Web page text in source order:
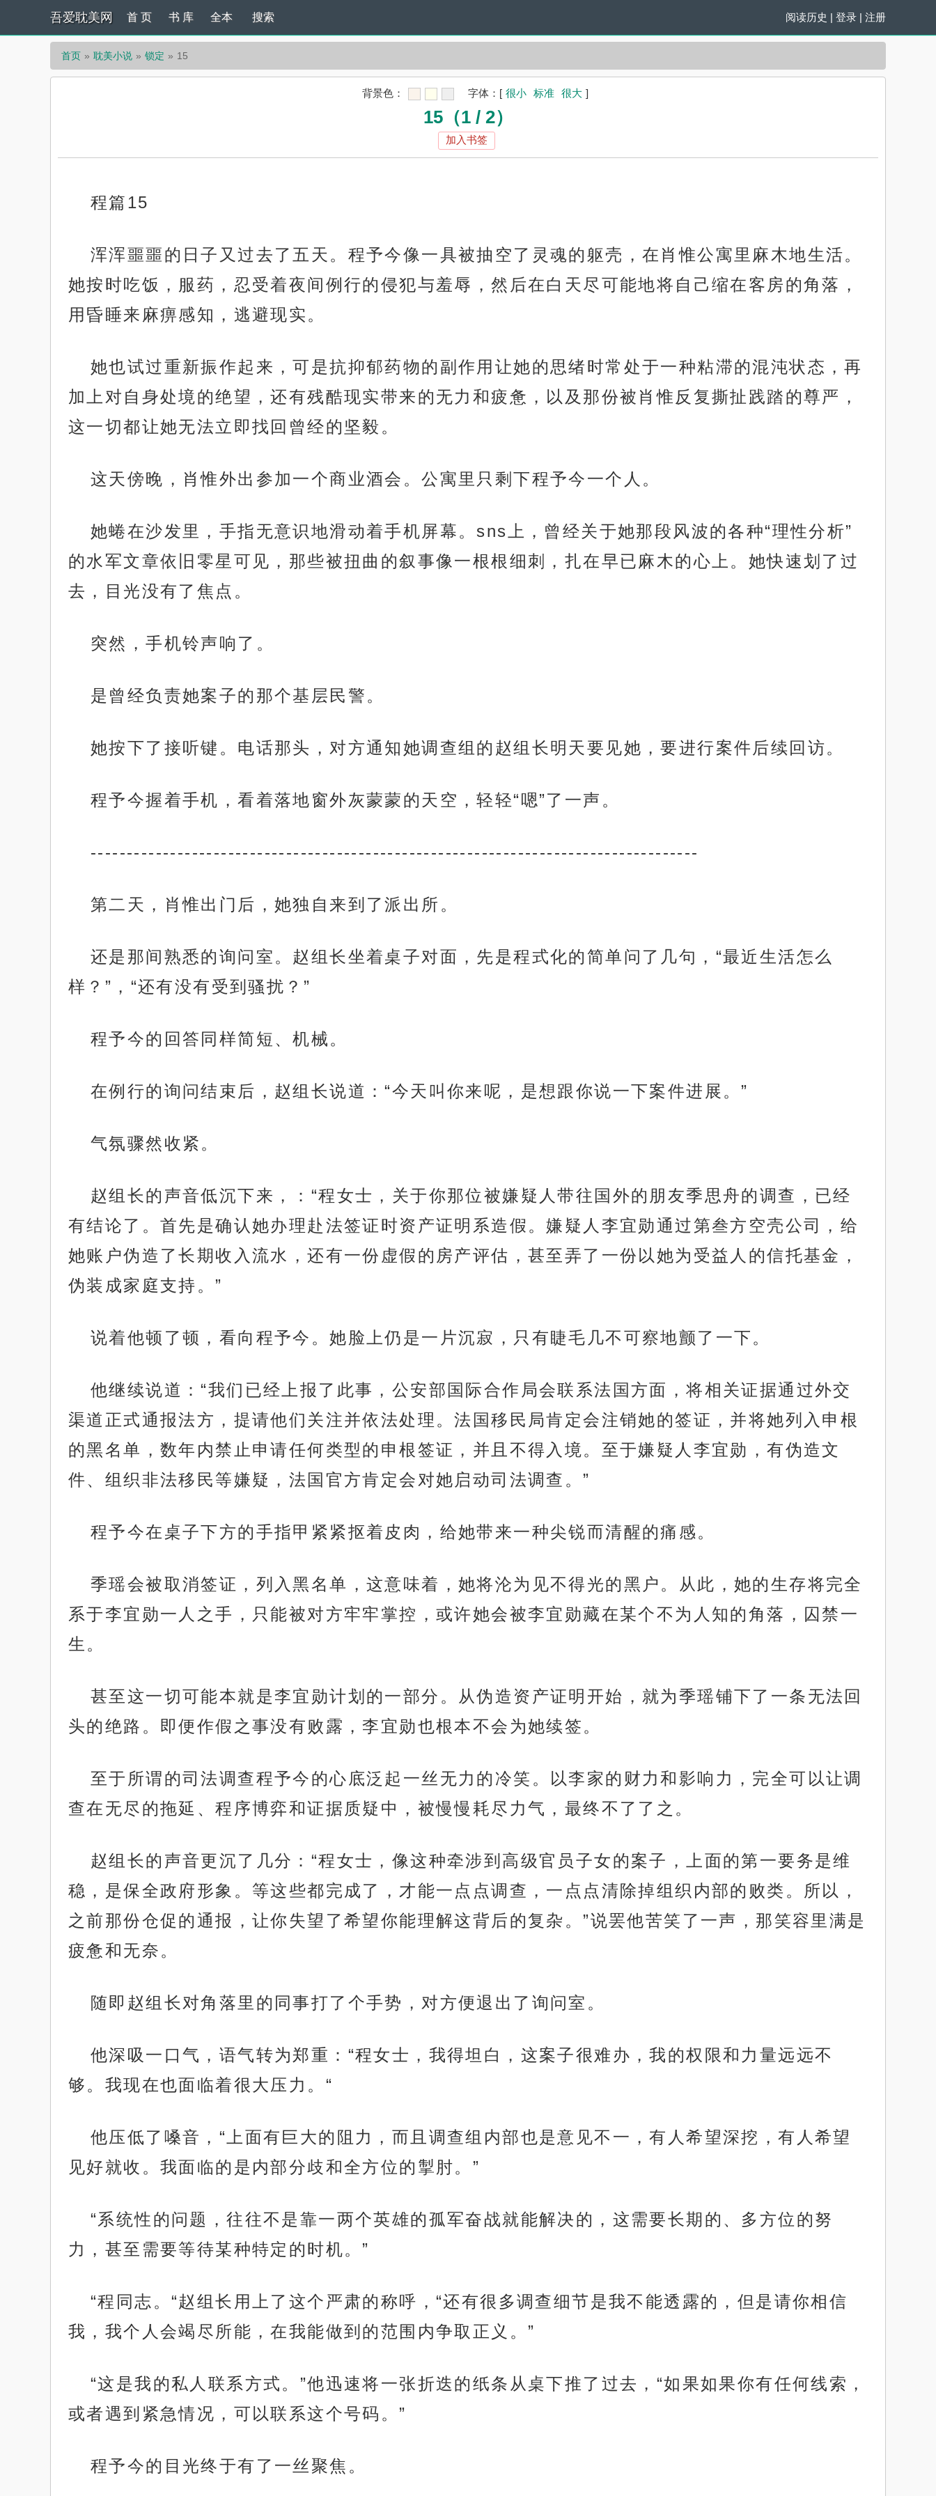
吾爱耽美网 阅读历史 | 登录 | 注册
首 页 书 库 全本 搜索
首页 耽美小说 锁定 15
背景色： 字体： [ 很小 标准 很大 ]
15（1 / 2）
加入书签
程篇15
浑浑噩噩的日子又过去了五天。程予今像一具被抽空了灵魂的躯壳，在肖惟公寓里麻木地生活。
她按时吃饭，服药，忍受着夜间例行的侵犯与羞辱，然后在白天尽可能地将自己缩在客房的角落，
用昏睡来麻痹感知，逃避现实。
她也试过重新振作起来，可是抗抑郁药物的副作用让她的思绪时常处于一种粘滞的混沌状态，再
加上对自身处境的绝望，还有残酷现实带来的无力和疲惫，以及那份被肖惟反复撕扯践踏的尊严，
这一切都让她无法立即找回曾经的坚毅。
这天傍晚，肖惟外出参加一个商业酒会。公寓里只剩下程予今一个人。
她蜷在沙发里，手指无意识地滑动着手机屏幕。sns上，曾经关于她那段风波的各种“理性分析”
的水军文章依旧零星可见，那些被扭曲的叙事像一根根细刺，扎在早已麻木的心上。她快速划了过
去，目光没有了焦点。
突然，手机铃声响了。
是曾经负责她案子的那个基层民警。
她按下了接听键。电话那头，对方通知她调查组的赵组长明天要见她，要进行案件后续回访。
程予今握着手机，看着落地窗外灰蒙蒙的天空，轻轻“嗯”了一声。
------------------------------------------------------------------------------------
第二天，肖惟出门后，她独自来到了派出所。
还是那间熟悉的询问室。赵组长坐着桌子对面，先是程式化的简单问了几句，“最近生活怎么
样？”，“还有没有受到骚扰？”
程予今的回答同样简短、机械。
在例行的询问结束后，赵组长说道：“今天叫你来呢，是想跟你说一下案件进展。”
气氛骤然收紧。
赵组长的声音低沉下来，：“程女士，关于你那位被嫌疑人带往国外的朋友季思舟的调查，已经
有结论了。首先是确认她办理赴法签证时资产证明系造假。嫌疑人李宜勋通过第叁方空壳公司，给
她账户伪造了长期收入流水，还有一份虚假的房产评估，甚至弄了一份以她为受益人的信托基金，
伪装成家庭支持。”
说着他顿了顿，看向程予今。她脸上仍是一片沉寂，只有睫毛几不可察地颤了一下。
他继续说道：“我们已经上报了此事，公安部国际合作局会联系法国方面，将相关证据通过外交
渠道正式通报法方，提请他们关注并依法处理。法国移民局肯定会注销她的签证，并将她列入申根
的黑名单，数年内禁止申请任何类型的申根签证，并且不得入境。至于嫌疑人李宜勋，有伪造文
件、组织非法移民等嫌疑，法国官方肯定会对她启动司法调查。”
程予今在桌子下方的手指甲紧紧抠着皮肉，给她带来一种尖锐而清醒的痛感。
季瑶会被取消签证，列入黑名单，这意味着，她将沦为见不得光的黑户。从此，她的生存将完全
系于李宜勋一人之手，只能被对方牢牢掌控，或许她会被李宜勋藏在某个不为人知的角落，囚禁一
生。
甚至这一切可能本就是李宜勋计划的一部分。从伪造资产证明开始，就为季瑶铺下了一条无法回
头的绝路。即便作假之事没有败露，李宜勋也根本不会为她续签。
至于所谓的司法调查程予今的心底泛起一丝无力的冷笑。以李家的财力和影响力，完全可以让调
查在无尽的拖延、程序博弈和证据质疑中，被慢慢耗尽力气，最终不了了之。
赵组长的声音更沉了几分：“程女士，像这种牵涉到高级官员子女的案子，上面的第一要务是维
稳，是保全政府形象。等这些都完成了，才能一点点调查，一点点清除掉组织内部的败类。所以，
之前那份仓促的通报，让你失望了希望你能理解这背后的复杂。”说罢他苦笑了一声，那笑容里满是
疲惫和无奈。
随即赵组长对角落里的同事打了个手势，对方便退出了询问室。
他深吸一口气，语气转为郑重：“程女士，我得坦白，这案子很难办，我的权限和力量远远不
够。我现在也面临着很大压力。“
他压低了嗓音，“上面有巨大的阻力，而且调查组内部也是意见不一，有人希望深挖，有人希望
见好就收。我面临的是内部分歧和全方位的掣肘。”
“系统性的问题，往往不是靠一两个英雄的孤军奋战就能解决的，这需要长期的、多方位的努
力，甚至需要等待某种特定的时机。”
“程同志。“赵组长用上了这个严肃的称呼，“还有很多调查细节是我不能透露的，但是请你相信
我，我个人会竭尽所能，在我能做到的范围内争取正义。”
“这是我的私人联系方式。”他迅速将一张折迭的纸条从桌下推了过去，“如果如果你有任何线索，
或者遇到紧急情况，可以联系这个号码。”
程予今的目光终于有了一丝聚焦。